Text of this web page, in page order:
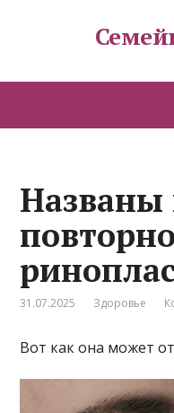
Названы
31.07.2025 Здоровье
Вот как она может